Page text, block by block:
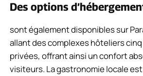
Des options
sont également disponibles sur
allant des complexes hôteliers
privées, offrant ainsi un confort
visiteurs. La gastronomie locale